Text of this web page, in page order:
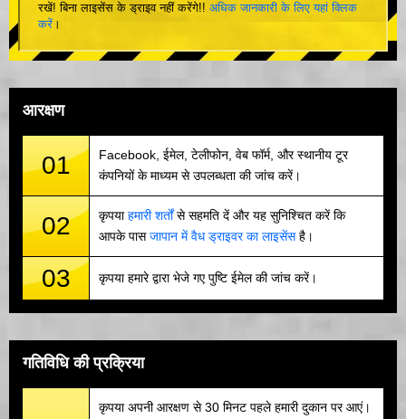
रखें! बिना लाइसेंस के ड्राइव नहीं करेंगे!! अधिक जानकारी के लिए यहां क्लिक
करें ।
आरक्षण
01
Facebook, ईमेल, टेलीफोन, वेब फॉर्म, और स्थानीय टूर
कंपनियों के माध्यम से उपलब्धता की जांच करें।
02 कृपयाहमारी शर्तोंसे सहमति दें और यह सुनिश्चित करें कि
आपके पासजापान में वैध ड्राइवर का लाइसेंसहै।
03 कृपया हमारे द्वारा भेजे गए पुष्टि ईमेल की जांच करें।
गतिविधि की प्रक्रिया
कृपया अपनी आरक्षण से 30 मिनट पहले हमारी दुकान पर आएं।